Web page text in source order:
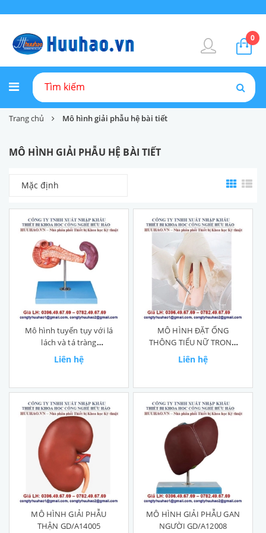
0
Trang chủ Mô hình giải phẫu hệ bài tiết
MÔ HÌNH GIẢI PHẪU HỆ BÀI TIẾT
Mặc định
Mô hình tuyến tụy với lá
lách và tá tràng
GD/A12004
Liên hệ
MÔ HÌNH ĐẶT ỐNG
THÔNG TIỂU NỮ TRONG
SUỐT GD/H16F
Liên hệ
MÔ HÌNH GIẢI PHẪU
THẬN GD/A14005
MÔ HÌNH GIẢI PHẪU GAN
NGƯỜI GD/A12008